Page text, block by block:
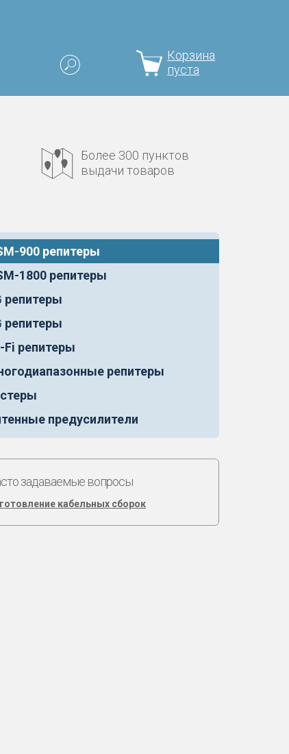
Корзина
пуста
Более 300 пунктов
выдачи товаров
900 репитеры
1800 репитеры
репитеры
репитеры
Fi репитеры
репитеры
предусилители
задаваемые вопросы
кабельных сборок